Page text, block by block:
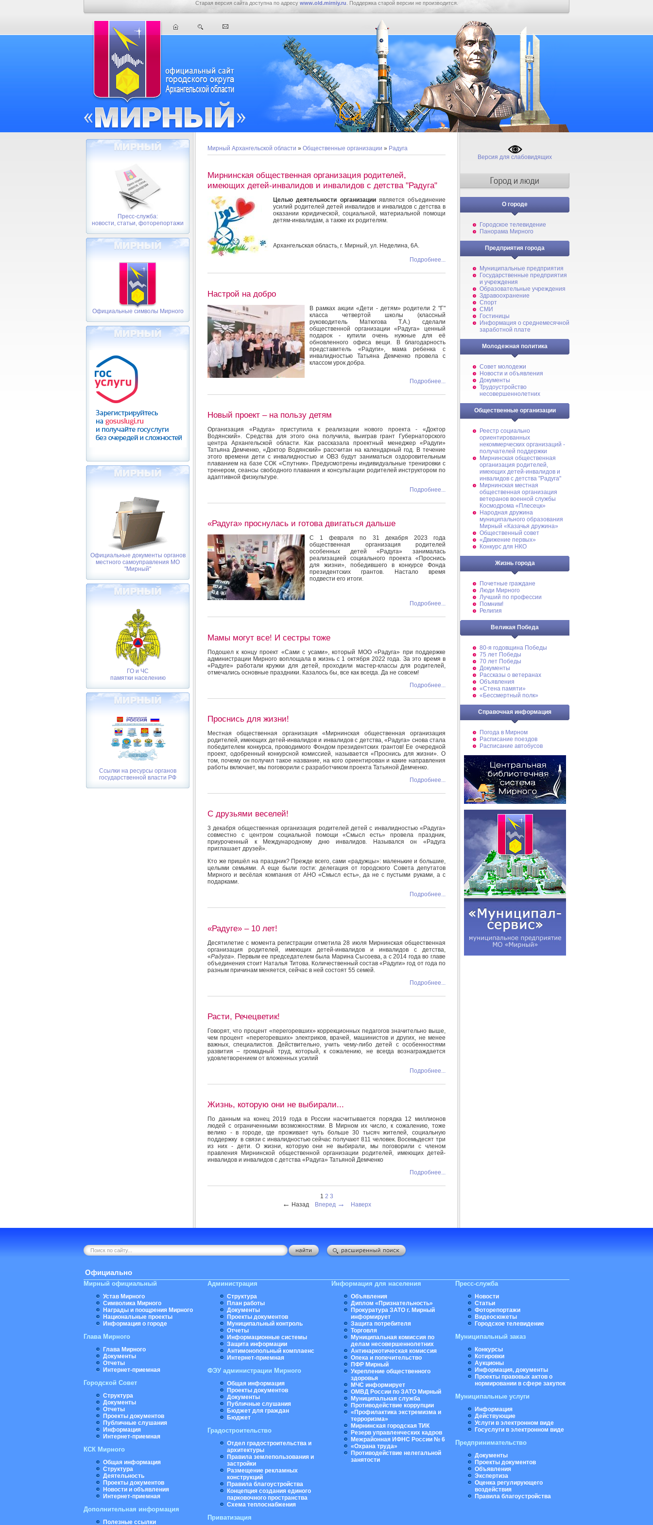
Старая версия сайта доступна по адресу www.old.mirniy.ru . Поддержка старой версии не производится.
Пресс-служба:
новости, статьи, фоторепортажи
Официальные символы Мирного
Официальные документы органов
местного самоуправления МО
"Мирный"
ГО и ЧС
памятки населению
Ссылки на ресурсы органов
государственной власти РФ
Мирный Архангельской области » Общественные организации » Радуга
Мирнинская общественная организация родителей,
имеющих детей-инвалидов и инвалидов с детства "Радуга"
Целью деятельности организацииявляется объединение
усилий родителей детей инвалидов и инвалидов с детства в
оказании юридической, социальной, материальной помощи
детям-инвалидам, а также их родителям.
Архангельская область, г. Мирный, ул. Неделина, 6А.
Подробнее...
Настрой на добро
В рамках акции «Дети - детям» родители 2 "Г"
класса четвертой школы (классный
руководитель Матюгова Т.А.) сделали
общественной организации «Радуга» ценный
подарок - купили очень нужные для её
обновленного офиса вещи. В благодарность
представитель «Радуги», мама ребенка с
инвалидностью Татьяна Демченко провела с
классом урок добра.
Подробнее...
Новый проект – на пользу детям
Организация «Радуга» приступила к реализации нового проекта - «Доктор
Водянский». Средства для этого она получила, выиграв грант Губернаторского
центра Архангельской области. Как рассказала проектный менеджер «Радуги»
Татьяна Демченко, «Доктор Водянский» рассчитан на календарный год. В течение
этого времени дети с инвалидностью и ОВЗ будут заниматься оздоровительным
плаванием на базе СОК «Спутник». Предусмотрены индивидуальные тренировки с
тренером, сеансы свободного плавания и консультации родителей инструктором по
адаптивной физкультуре.
Подробнее...
«Радуга» проснулась и готова двигаться дальше
С 1 февраля по 31 декабря 2023 года
общественная организация родителей
особенных детей «Радуга» занималась
реализацией социального проекта «Проснись
для жизни», победившего в конкурсе Фонда
президентских грантов. Настало время
подвести его итоги.
Подробнее...
Мамы могут все! И сестры тоже
Подошел к концу проект «Сами с усами», который МОО «Радуга» при поддержке
администрации Мирного воплощала в жизнь с 1 октября 2022 года. За это время в
«Радуге» работали кружки для детей, проходили мастер-классы для родителей,
отмечались основные праздники. Казалось бы, все как всегда. Да не совсем!
Подробнее...
Проснись для жизни!
Местная общественная организация «Мирнинская общественная организация
родителей, имеющих детей-инвалидов и инвалидов с детства, «Радуга» снова стала
победителем конкурса, проводимого Фондом президентских грантов! Ее очередной
проект, одобренный конкурсной комиссией, называется «Проснись для жизни». О
том, почему он получил такое название, на кого ориентирован и какие направления
работы включает, мы поговорили с разработчиком проекта Татьяной Демченко.
Подробнее...
С друзьями веселей!
3 декабря общественная организация родителей детей с инвалидностью «Радуга»
совместно с центром социальной помощи «Смысл есть» провела праздник,
приуроченный к Международному дню инвалидов. Назывался он «Радуга
приглашает друзей».
Кто же пришёл на праздник? Прежде всего, сами «радужцы»: маленькие и большие,
целыми семьями. А еще были гости: делегация от городского Совета депутатов
Мирного и весёлая компания от АНО «Смысл есть», да не с пустыми руками, а с
подарками.
Подробнее...
«Радуге» – 10 лет!
Десятилетие с момента регистрации отметила 28 июля Мирнинская общественная
организация родителей, имеющих детей-инвалидов и инвалидов с детства,
«Радуга» Первым ее председателем была Марина Сысоева, а с 2014 года во главе
объединения стоит Наталья Титова. Количественный состав «Радуги» год от года по
разным причинам меняется, сейчас в ней состоят 55 семей.
Подробнее...
Расти, Речецветик!
Говорят, что процент «перегоревших» коррекционных педагогов значительно выше,
чем процент «перегоревших» электриков, врачей, машинистов и других, не менее
важных, специалистов. Действительно, учить чему-либо детей с особенностями
развития – громадный труд, который, к сожалению, не всегда вознаграждается
удовлетворением от вложенных усилий
Подробнее...
Жизнь, которую они не выбирали...
По данным на конец 2019 года в России насчитывается порядка 12 миллионов
людей с ограниченными возможностями. В Мирном их число, к сожалению, тоже
велико - в городе, где проживает чуть больше 30 тысяч жителей, социальную
поддержку в связи с инвалидностью сейчас получают 811 человек. Восемьдесят три
из них - дети. О жизни, которую они не выбирали, мы поговорили с членом
правления Мирнинской общественной организации родителей, имеющих детей-
инвалидов и инвалидов с детства «Радуга» Татьяной Демченко
Подробнее...
1 2 3
← Назад Вперед → Наверх
Версия для слабовидящих
О городе
Городское телевидение
Панорама Мирного
Предприятия города
Муниципальные предприятия
Государственные предприятия
и учреждения
Образовательные учреждения
Здравоохранение
Спорт
СМИ
Гостиницы
Информация о среднемесячной
заработной плате
Молодежная политика
Совет молодежи
Новости и объявления
Документы
Трудоустройство
несовершеннолетних
Общественные организации
Реестр социально
ориентированных
некоммерческих организаций -
получателей поддержки
Мирнинская общественная
организация родителей,
имеющих детей-инвалидов и
инвалидов с детства "Радуга"
Мирнинская местная
общественная организация
ветеранов военной службы
Космодрома «Плесецк»
Народная дружина
муниципального образования
Мирный «Казачья дружина»
Общественный совет
«Движение первых»
Конкурс для НКО
Жизнь города
Почетные граждане
Люди Мирного
Лучший по профессии
Помним!
Религия
Великая Победа
80-я годовщина Победы
75 лет Победы
70 лет Победы
Документы
Рассказы о ветеранах
Объявления
«Стена памяти»
«Бессмертный полк»
Справочная информация
Погода в Мирном
Расписание поездов
Расписание автобусов
Официально
Мирный официальный
Устав Мирного
Символика Мирного
Награды и поощрения Мирного
Национальные проекты
Информация о городе
Глава Мирного
Глава Мирного
Документы
Отчеты
Интернет-приемная
Городской Совет
Структура
Документы
Отчеты
Проекты документов
Публичные слушания
Информация
Интернет-приемная
КСК Мирного
Общая информация
Структура
Деятельность
Проекты документов
Новости и объявления
Интернет-приемная
Дополнительная информация
Полезные ссылки
Администрация
Структура
План работы
Документы
Проекты документов
Муниципальный контроль
Отчеты
Информационные системы
Защита информации
Антимонопольный комплаенс
Интернет-приемная
ФЭУ администрации Мирного
Общая информация
Проекты документов
Документы
Публичные слушания
Бюджет для граждан
Бюджет
Градостроительство
Отдел градостроительства и
архитектуры
Правила землепользования и
застройки
Размещение рекламных
конструкций
Правила благоустройства
Концепция создания единого
парковочного пространства
Схема теплоснабжения
Приватизация
Информация для населения
Объявления
Диплом «Признательность»
Прокуратура ЗАТО г. Мирный
информирует
Защита потребителя
Торговля
Муниципальная комиссия по
делам несовершеннолетних
Антинаркотическая комиссия
Опека и попечительство
ПФР Мирный
Укрепление общественного
здоровья
МЧС информирует
ОМВД России по ЗАТО Мирный
Муниципальная cлужба
Противодействие коррупции
«Профилактика экстремизма и
терроризма»
Мирнинская городская ТИК
Резерв управленческих кадров
Межрайонная ИФНС России № 6
«Охрана труда»
Противодействие нелегальной
занятости
Пресс-служба
Новости
Статьи
Фоторепортажи
Видеосюжеты
Городское телевидение
Муниципальный заказ
Конкурсы
Котировки
Аукционы
Информация, документы
Проекты правовых актов о
нормировании в сфере закупок
Муниципальные услуги
Информация
Действующие
Услуги в электронном виде
Госуслуги в электронном виде
Предпринимательство
Документы
Проекты документов
Объявления
Экспертиза
Оценка регулирующего
воздействия
Правила благоустройства